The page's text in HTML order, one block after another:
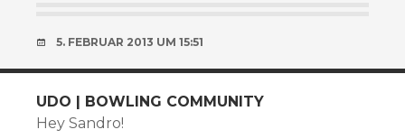
5. FEBRUAR 2013 UM 15:51
UDO | BOWLING COMMUNITY
Hey Sandro!